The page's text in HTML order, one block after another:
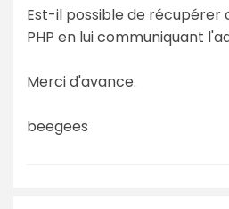
Est-il possible de
PHP en lui communiquant
Merci d'avance.
beegees